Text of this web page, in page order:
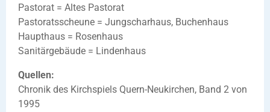
Pastorat = Altes Pastorat
Pastoratsscheune = Jungscharhaus, Buchenhaus
Haupthaus = Rosenhaus
Sanitärgebäude = Lindenhaus
Quellen:
Chronik des Kirchspiels Quern-Neukirchen, Band 2 von
1995